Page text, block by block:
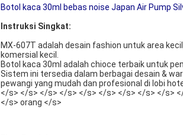
Botol kaca 30ml bebas noise Japan Air Pump
Instruksi Singkat:
MX-607T adalah desain fashion untuk area
komersial kecil.
Botol kaca 30ml adalah chioce terbaik untuk
Sistem ini tersedia dalam berbagai desain &
pewangi yang mudah dan profesional di lobi
</s> </s> </s> </s> </s> </s> </s> </s> </s>
</s> orang </s>